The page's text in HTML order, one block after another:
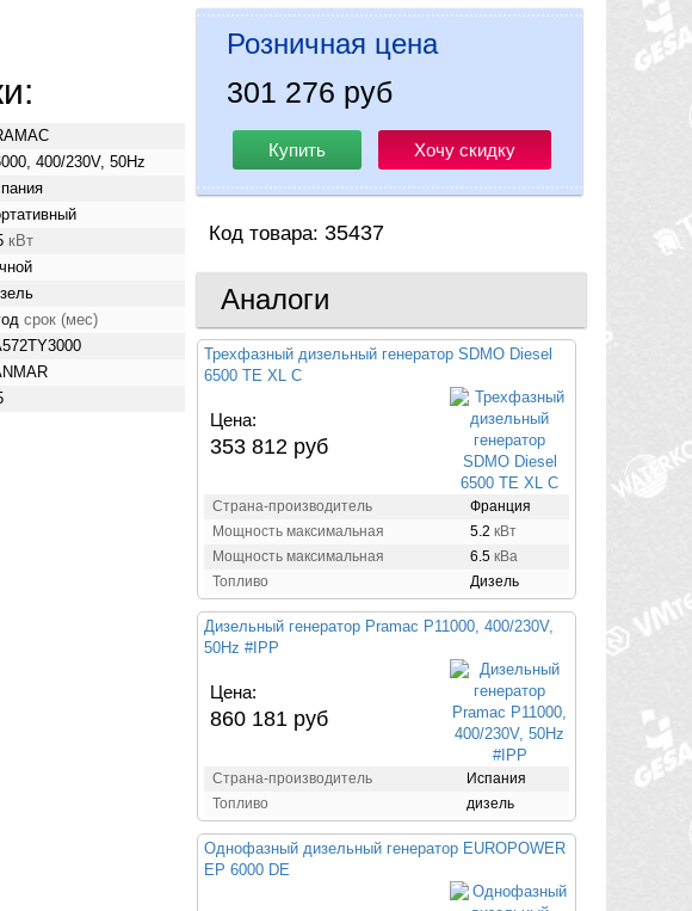
400/230V, 50Hz
кВт
срок (мес)
Розничная цена
301 276 руб
Купить Хочу скидку
Код товара: 35437
Аналоги
Трехфазный дизельный генератор SDMO Diesel
6500 ТE XL C
Цена:
353 812 руб
Страна-производитель
Франция
Мощность максимальная
5.2 кВт
Мощность максимальная
6.5 кВа
Топливо
Дизель
Дизельный генератор Pramac P11000, 400/230V,
50Hz #IPP
Цена:
860 181 руб
Страна-производитель
Испания
Топливо
дизель
Однофазный дизельный генератор EUROPOWER
EP 6000 DE